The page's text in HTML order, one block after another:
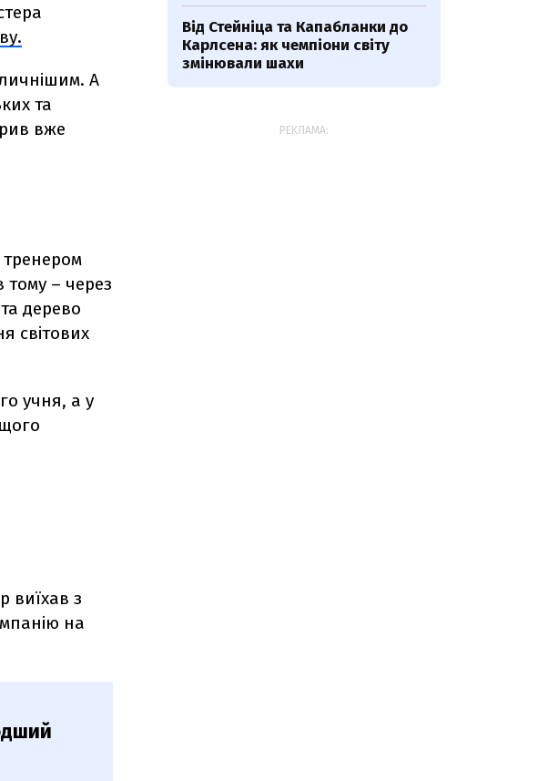
А
та
вже
тренером
тому – через
дерево
світових
учня, а у
виїхав з
на
Від Стейніца та Капабланки до
Карлсена: як чемпіони світу
змінювали шахи
РЕКЛАМА: